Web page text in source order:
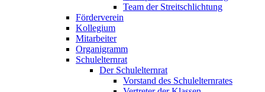
Team der Streitschlichtung
Förderverein
Kollegium
Mitarbeiter
Organigramm
Schulelternrat
Der Schulelternrat
Vorstand des Schulelternrates